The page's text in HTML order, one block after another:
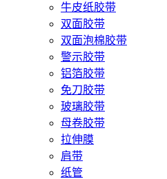
牛皮纸胶带
双面胶带
双面泡棉胶带
警示胶带
铝箔胶带
免刀胶带
玻璃胶带
母卷胶带
拉伸膜
肩带
纸管